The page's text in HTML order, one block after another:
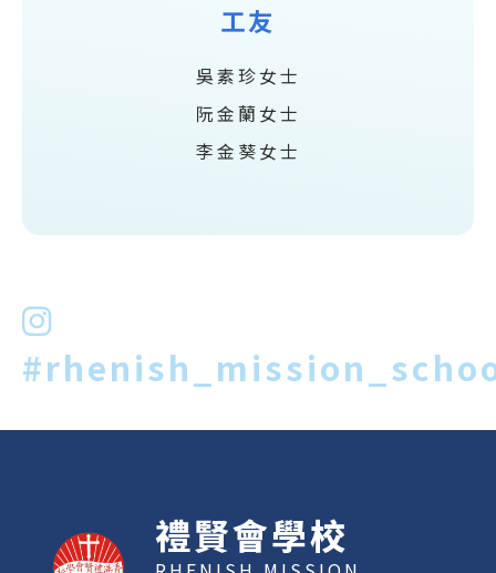
工友
吳素珍女士
阮金蘭女士
李金葵女士
禮賢會學校